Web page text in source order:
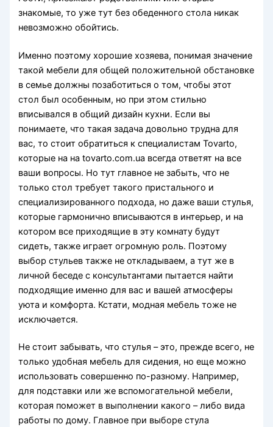
знакомые, то уже тут без обеденного стола никак
невозможно обойтись.
Именно поэтому хорошие хозяева, понимая значение
такой мебели для общей положительной обстановке
в семье должны позаботиться о том, чтобы этот
стол был особенным, но при этом стильно
вписывался в общий дизайн кухни. Если вы
понимаете, что такая задача довольно трудна для
вас, то стоит обратиться к специалистам Tovarto,
которые на на tovarto.com.ua всегда ответят на все
ваши вопросы. Но тут главное не забыть, что не
только стол требует такого пристального и
специализированного подхода, но даже ваши стулья,
которые гармонично вписываются в интерьер, и на
котором все приходящие в эту комнату будут
сидеть, также играет огромную роль. Поэтому
выбор стульев также не откладываем, а тут же в
личной беседе с консультантами пытается найти
подходящие именно для вас и вашей атмосферы
уюта и комфорта. Кстати, модная мебель тоже не
исключается.
Не стоит забывать, что стулья – это, прежде всего, не
только удобная мебель для сидения, но еще можно
использовать совершенно по-разному. Например,
для подставки или же вспомогательной мебели,
которая поможет в выполнении какого – либо вида
работы по дому. Главное при выборе стула